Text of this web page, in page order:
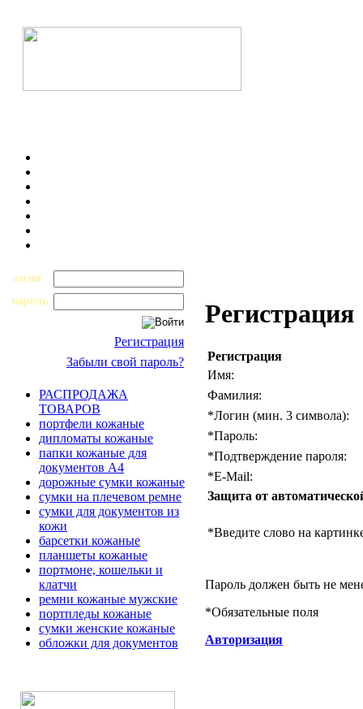
логин
пароль
Регистрация
Забыли свой пароль?
РАСПРОДАЖА
ТОВАРОВ
портфели кожаные
дипломаты кожаные
папки кожаные для
документов А4
дорожные сумки кожаные
сумки на плечевом ремне
сумки для документов из
кожи
барсетки кожаные
планшеты кожаные
портмоне, кошельки и
клатчи
ремни кожаные мужские
портпледы кожаные
сумки женские кожаные
обложки для документов
Регистрация
Регистрация
Имя:
Фамилия:
*Логин (мин. 3 символа):
*Пароль:
*Подтверждение пароля:
*E-Mail:
Защита от
*Введите слово на
Пароль должен быть не
*Обязательные поля
Авторизация